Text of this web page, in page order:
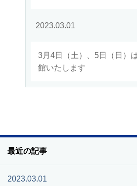
2023.03.01
3月4日（土）、5日（日）
館いたします
最近の記事
2023.03.01